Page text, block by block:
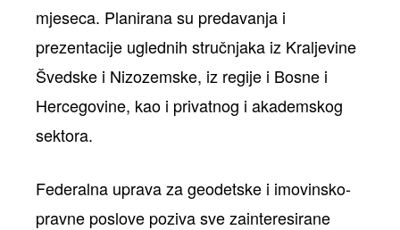
mjeseca. Planirana su predavanja i
prezentacije uglednih stručnjaka iz Kraljevine
Švedske i Nizozemske, iz regije i Bosne i
Hercegovine, kao i privatnog i akademskog
sektora.
Federalna uprava za geodetske i imovinsko-
pravne poslove poziva sve zainteresirane